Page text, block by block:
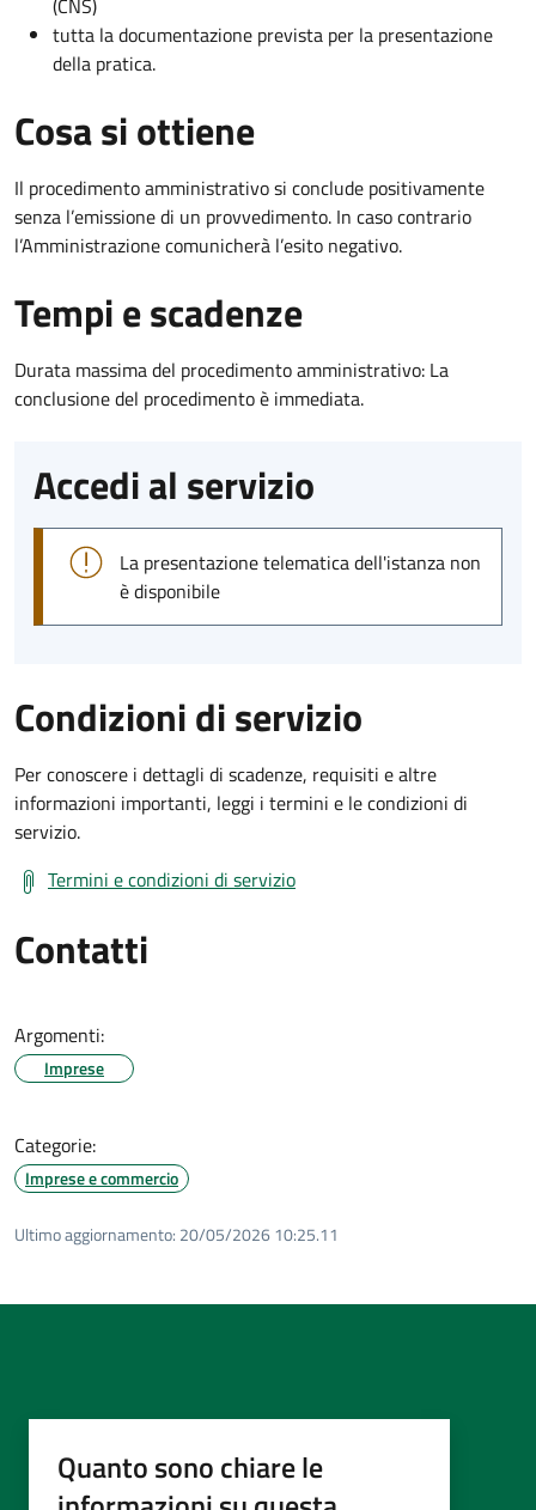
(CNS)
tutta la documentazione prevista per la presentazione
della pratica.
Cosa si ottiene
Il procedimento amministrativo si conclude positivamente
senza l’emissione di un provvedimento. In caso contrario
l’Amministrazione comunicherà l’esito negativo.
Tempi e scadenze
Durata massima del procedimento amministrativo: La
conclusione del procedimento è immediata.
Accedi al servizio
La presentazione telematica dell'istanza non
è disponibile
Condizioni di servizio
Per conoscere i dettagli di scadenze, requisiti e altre
informazioni importanti, leggi i termini e le condizioni di
servizio.
Termini e condizioni di servizio
Contatti
Argomenti:
Imprese
Categorie:
Imprese e commercio
Ultimo aggiornamento: 20/05/2026 10:25.11
Quanto sono chiare le